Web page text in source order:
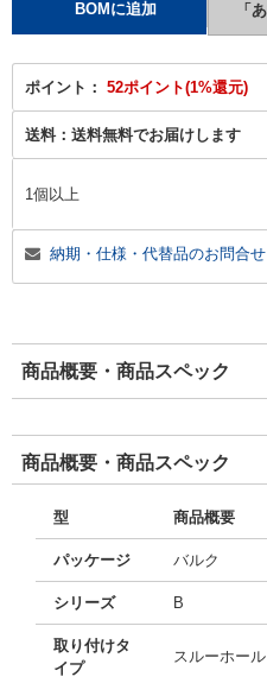
ポイント： 52ポイント(1%還元)
送料： 送料無料でお届けします
1個以上
納期・仕様・代替品のお問合せ
商品概要・商品スペック
商品概要・商品スペック
型 商品概要
パッケージ バルク
シリーズ B
取り付けタ
イプ
スルーホール